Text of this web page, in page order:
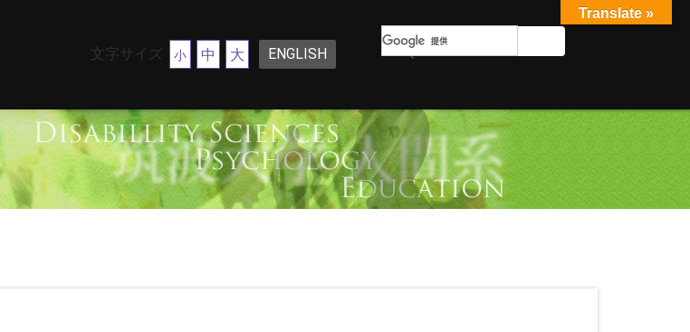
ENGLISH
文字サイズ 小 中 大
Translate »